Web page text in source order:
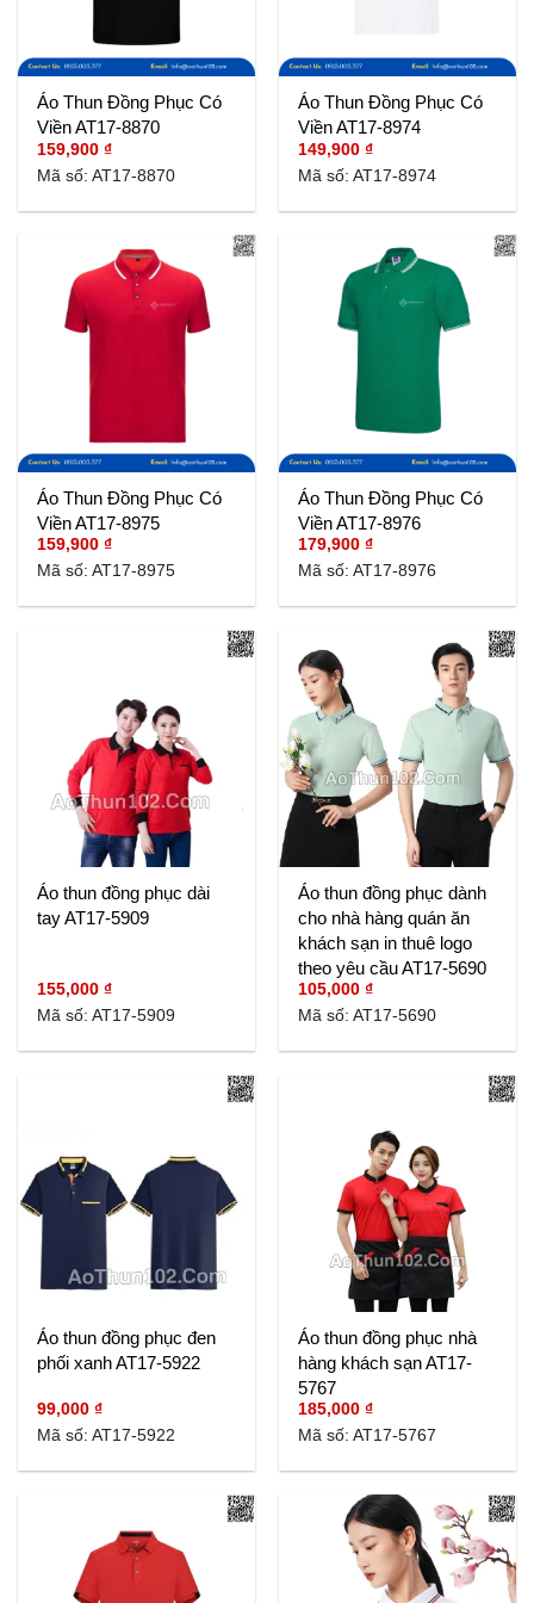
Áo Thun Đồng Phục Có
Viền AT17-8870
159,900₫
Mã số: AT17-8870
Áo Thun Đồng Phục Có
Viền AT17-8974
149,900₫
Mã số: AT17-8974
Áo Thun Đồng Phục Có
Viền AT17-8975
159,900₫
Mã số: AT17-8975
Áo Thun Đồng Phục Có
Viền AT17-8976
179,900₫
Mã số: AT17-8976
Áo thun đồng phục dài
tay AT17-5909
155,000₫
Mã số: AT17-5909
Áo thun đồng phục dành
cho nhà hàng quán ăn
khách sạn in thuê logo
theo yêu cầu AT17-5690
105,000₫
Mã số: AT17-5690
Áo thun đồng phục đen
phối xanh AT17-5922
99,000₫
Mã số: AT17-5922
Áo thun đồng phục nhà
hàng khách sạn AT17-
5767
185,000₫
Mã số: AT17-5767